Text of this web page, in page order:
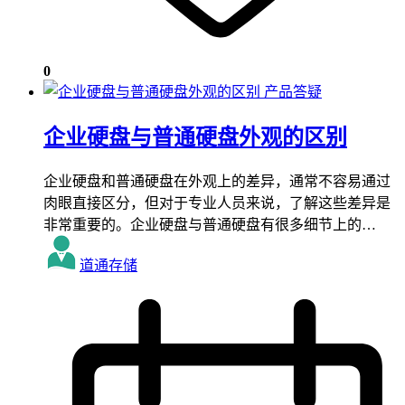
0
产品答疑
企业硬盘与普通硬盘外观的区别
企业硬盘和普通硬盘在外观上的差异，通常不容易通过
肉眼直接区分，但对于专业人员来说，了解这些差异是
非常重要的。企业硬盘与普通硬盘有很多细节上的…
道通存储